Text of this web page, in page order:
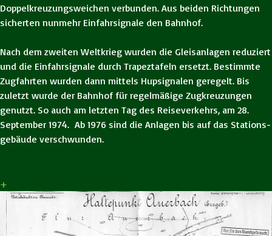
Doppelkreuzungsweichen verbunden. Aus beiden Richtungen
sicherten nunmehr Einfahrsignale den Bahnhof.
Nach dem zweiten Weltkrieg wurden die Gleisanlagen reduziert
und die Einfahrsignale durch Trapeztafeln ersetzt. Bestimmte
Zugfahrten wurden dann mittels Hupsignalen geregelt. Bis
zuletzt wurde der Bahnhof für regelmäßige Zugkreuzungen
genutzt. So auch am letzten Tag des Reiseverkehrs, am 28.
September 1974. Ab 1976 sind die Anlagen bis auf das Stations-
gebäude verschwunden.
+